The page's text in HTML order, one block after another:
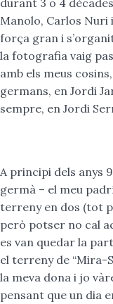
Manolo, Carlos
força gran i
la fotografia vaig
amb els meus
germans, en Jordi
sempre, en Jordi
A principi dels anys
germà – el meu
terreny en dos (tot
però potser no cal
es van quedar la
el terreny de “Mira-
la meva dona i jo
pensant que un dia